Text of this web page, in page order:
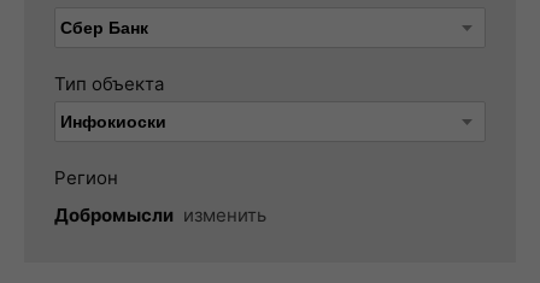
Тип объекта
Регион
Добромысли изменить